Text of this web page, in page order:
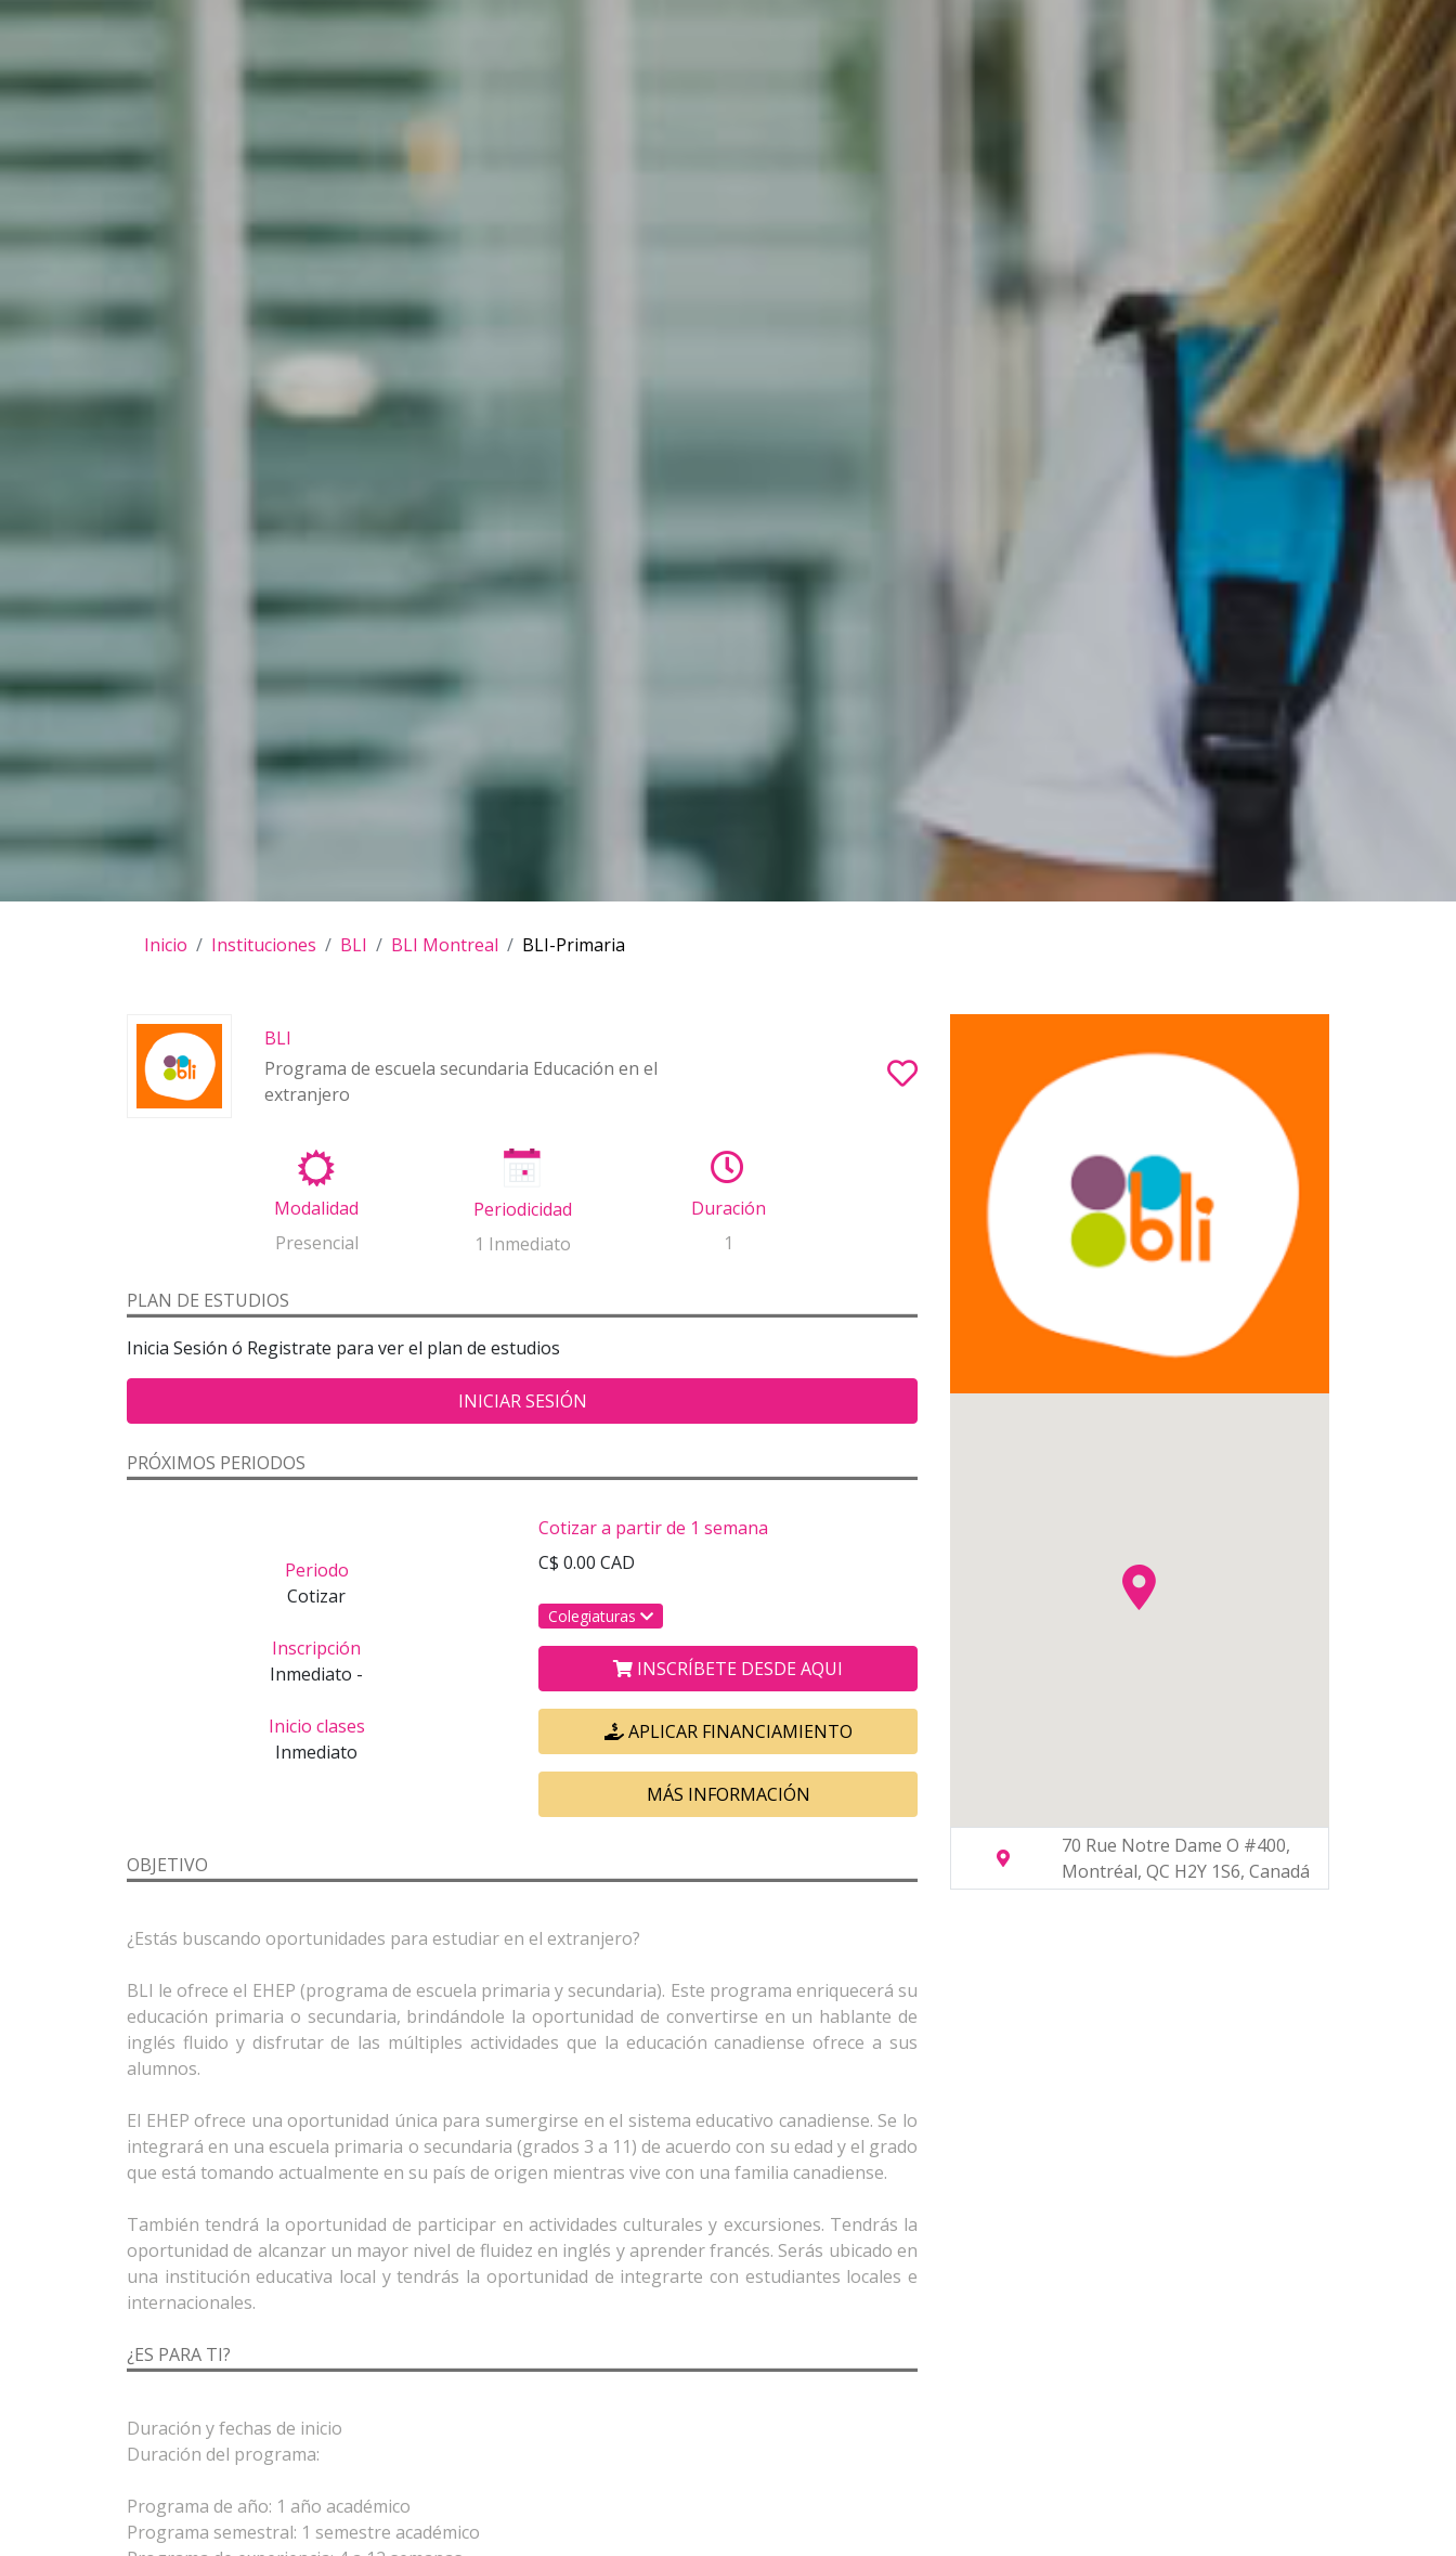
Inicio Instituciones BLI BLI Montreal BLI-Primaria
BLI
Programa de escuela secundaria Educación en el
extranjero
Modalidad
Presencial
Periodicidad
1 Inmediato
Duración
1
PLAN DE ESTUDIOS
Inicia Sesión ó Registrate para ver el plan de estudios
INICIAR SESIÓN
PRÓXIMOS PERIODOS
Periodo
Cotizar
Inscripción
Inmediato -
Inicio clases
Inmediato
Cotizar a partir de 1 semana
C$ 0.00 CAD
Colegiaturas
INSCRÍBETE DESDE AQUI
APLICAR FINANCIAMIENTO
MÁS INFORMACIÓN
OBJETIVO
¿Estás buscando oportunidades para estudiar en el extranjero?
BLI le ofrece el EHEP (programa de escuela primaria y secundaria). Este programa enriquecerá su
educación primaria o secundaria, brindándole la oportunidad de convertirse en un hablante de
inglés fluido y disfrutar de las múltiples actividades que la educación canadiense ofrece a sus
alumnos.
El EHEP ofrece una oportunidad única para sumergirse en el sistema educativo canadiense. Se lo
integrará en una escuela primaria o secundaria (grados 3 a 11) de acuerdo con su edad y el grado
que está tomando actualmente en su país de origen mientras vive con una familia canadiense.
También tendrá la oportunidad de participar en actividades culturales y excursiones. Tendrás la
oportunidad de alcanzar un mayor nivel de fluidez en inglés y aprender francés. Serás ubicado en
una institución educativa local y tendrás la oportunidad de integrarte con estudiantes locales e
¿ES PARA TI?
Duración y fechas de inicio
Duración del programa:
Programa de año: 1 año académico
Programa semestral: 1 semestre académico
70 Rue Notre Dame O #400,
Montréal, QC H2Y 1S6, Canadá